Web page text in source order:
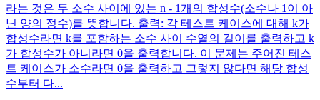
라는 것은 두 소수 사이에 있는 n - 1개의 합성수(소수나 1이 아
닌 양의 정수)를 뜻합니다. 출력: 각 테스트 케이스에 대해 k가
합성수라면 k를 포함하는 소수 사이 수열의 길이를 출력하고 k
가 합성수가 아니라면 0을 출력합니다. 이 문제는 주어진 테스
트 케이스가 소수라면 0을 출력하고 그렇지 않다면 해당 합성
수부터 다...